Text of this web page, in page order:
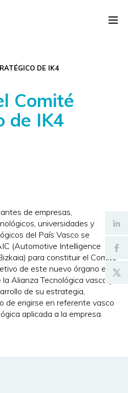
DE IK4
Comité
de IK4
de empresas,
universidades y
del País Vasco se
(Automotive Intelligence
para constituir el Comité
de este nuevo órgano es
Alianza Tecnológica vasca y
de su estrategia,
de erigirse en referente vasco
aplicada a la empresa.